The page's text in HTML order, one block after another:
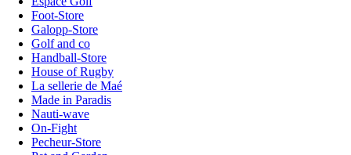
Foot-Store
Galopp-Store
Golf and co
Handball-Store
House of Rugby
La sellerie de Maé
Made in Paradis
Nauti-wave
On-Fight
Pecheur-Store